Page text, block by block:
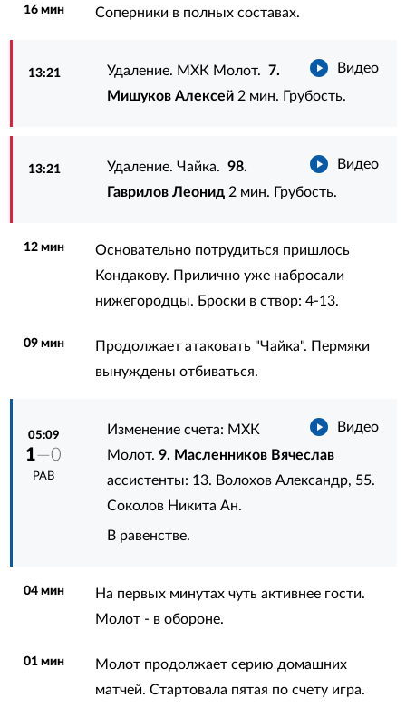
16 мин Соперники в полных составах.
13:21 Видео
Удаление. МХК Молот.7.
Мишуков Алексей 2 мин. Грубость.
13:21 Видео
Удаление. Чайка.98.
Гаврилов Леонид 2 мин. Грубость.
12 мин
Основательно потрудиться пришлось
Кондакову. Прилично уже набросали
нижегородцы. Броски в створ: 4-13.
09 мин
Продолжает атаковать "Чайка". Пермяки
вынуждены отбиваться.
05:09
1—0
РАВ
Видео
Изменение счета: МХК
Молот.9. Масленников Вячеслав
ассистенты: 13. Волохов Александр, 55.
Соколов Никита Ан.
В равенстве.
04 мин
На первых минутах чуть активнее гости.
Молот - в обороне.
01 мин
Молот продолжает серию домашних
матчей. Стартовала пятая по счету игра.